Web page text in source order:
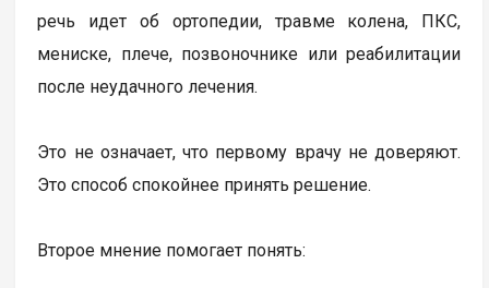
речь идет об ортопедии, травме колена, ПКС,
мениске, плече, позвоночнике или реабилитации
после неудачного лечения.
Это не означает, что первому врачу не доверяют.
Это способ спокойнее принять решение.
Второе мнение помогает понять: